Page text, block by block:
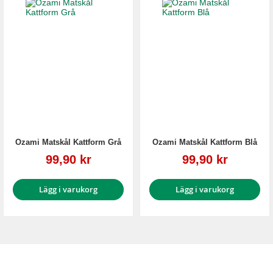
Ozami Matskål Kattform Grå
Reapris
99,90 kr
Lägg i varukorg
Ozami Matskål Kattform Blå
Reapris
99,90 kr
Lägg i varukorg